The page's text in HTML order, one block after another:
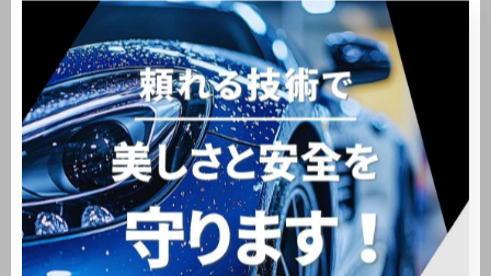
また、洗車機のメンテナンス状態や利用頻度も重要で
す。ブラシに汚れが残っていると、思わぬ細かいキズ
の原因になることもあります。初めて利用する店舗で
は、スタッフに洗車機の管理状況を尋ねると安心で
す。
撥水効果維持のためのおすすめコース選定ポイン
ト